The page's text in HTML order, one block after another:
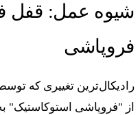
شیوه عمل: قفل
فروپاشی
از "فروپاشی استوکاستیک"